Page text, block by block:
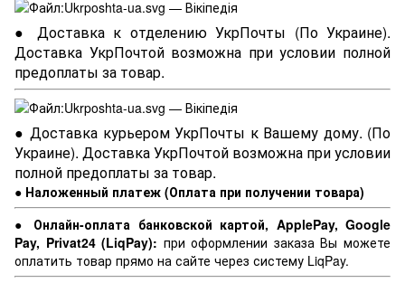
● Доставка к отделению УкрПочты (По Украине).
Доставка УкрПочтой возможна при условии полной
предоплаты за товар.
● Доставка курьером УкрПочты к Вашему дому. (По
Украине). Доставка УкрПочтой возможна при условии
полной предоплаты за товар.
● Наложенный платеж (Оплата при получении товара)
● Онлайн-оплата банковской картой, ApplePay, Google
Pay, Privat24 (LiqPay): при оформлении заказа Вы можете
оплатить товар прямо на сайте через систему LiqPay.